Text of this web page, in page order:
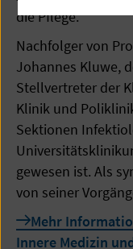
die Pflege.
Nachfolger von
Johannes Kluwe,
Stellvertreter der
Klinik und
Sektionen
gewesen ist. Als
von seiner
Mehr
Innere Medizin